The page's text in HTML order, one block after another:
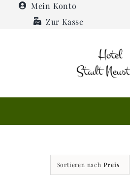
Mein Konto
Zur Kasse
Sortieren nach Preis